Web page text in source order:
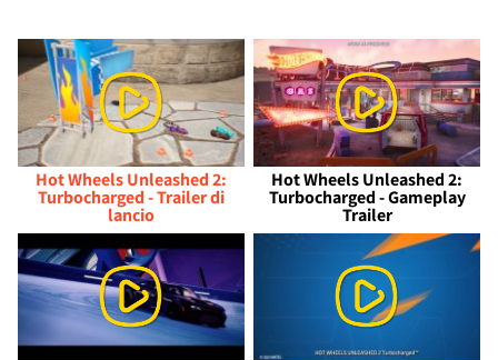
Hot Wheels Unleashed 2:
Turbocharged - Trailer di
lancio
Hot Wheels Unleashed 2:
Turbocharged - Gameplay
Trailer